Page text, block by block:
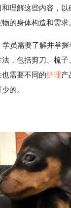
理解这些内容，
的身体构造和需求
学员需要了解并掌
，包括剪刀、梳
需要不同的护理产
的。